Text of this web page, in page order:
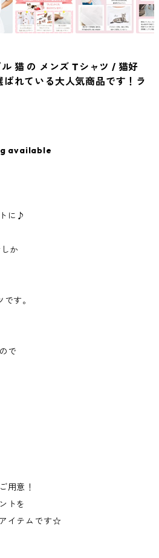
ル 猫 の メンズ Tシャツ / 猫好
れている大人気商品です！ラ
available
に♪
か
す。
で
用意！
トを
イテムです☆